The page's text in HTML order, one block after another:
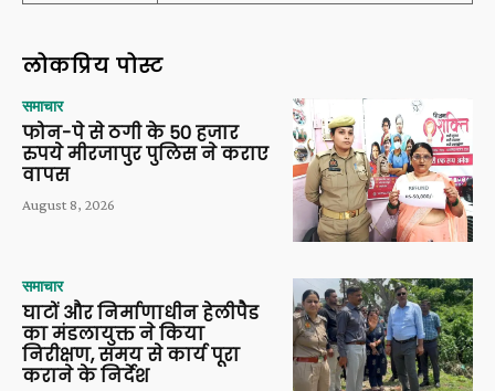
लोकप्रिय पोस्ट
समाचार
फोन-पे से ठगी के 50 हजार
रुपये मीरजापुर पुलिस ने कराए
वापस
August 8, 2026
समाचार
घाटों और निर्माणाधीन हेलीपैड
का मंडलायुक्त ने किया
निरीक्षण, समय से कार्य पूरा
कराने के निर्देश